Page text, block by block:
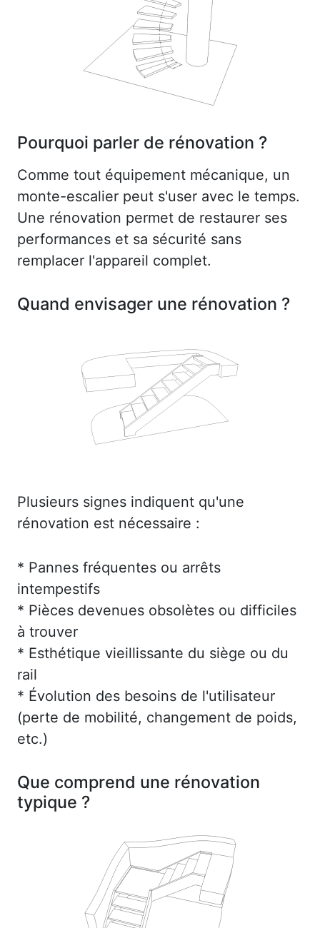
Pourquoi parler de rénovation ?
Comme tout équipement mécanique, un
monte-escalier peut s'user avec le temps.
Une rénovation permet de restaurer ses
performances et sa sécurité sans
remplacer l'appareil complet.
Quand envisager une rénovation ?
Plusieurs signes indiquent qu'une
rénovation est nécessaire :
* Pannes fréquentes ou arrêts
intempestifs
* Pièces devenues obsolètes ou difficiles
à trouver
* Esthétique vieillissante du siège ou du
rail
* Évolution des besoins de l'utilisateur
(perte de mobilité, changement de poids,
etc.)
Que comprend une rénovation
typique ?